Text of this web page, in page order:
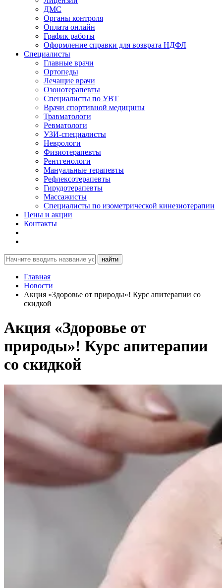
ДМС
Органы контроля
Оплата онлайн
График работы
Оформление справки для возврата НДФЛ
Специалисты
Главные врачи
Ортопеды
Лечащие врачи
Озонотерапевты
Специалисты по УВТ
Врачи спортивной медицины
Травматологи
Ревматологи
УЗИ-специалисты
Неврологи
Физиотерапевты
Рентгенологи
Мануальные терапевты
Рефлексотерапевты
Гирудотерапевты
Массажисты
Специалисты по изометрической кинезиотерапии
Цены и акции
Контакты
найти
Главная
Новости
Акция «Здоровье от природы»! Курс апитерапии со
скидкой
Акция «Здоровье от
природы»! Курс апитерапии
со скидкой